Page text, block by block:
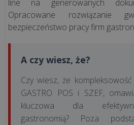
line na generowanych
Opracowane rozwiązanie
bezpieczeństwo pracy firm
A czy wiesz, że?
Czy wiesz, że
GASTRO POS i SZEF,
kluczowa dla
gastronomią? Poza